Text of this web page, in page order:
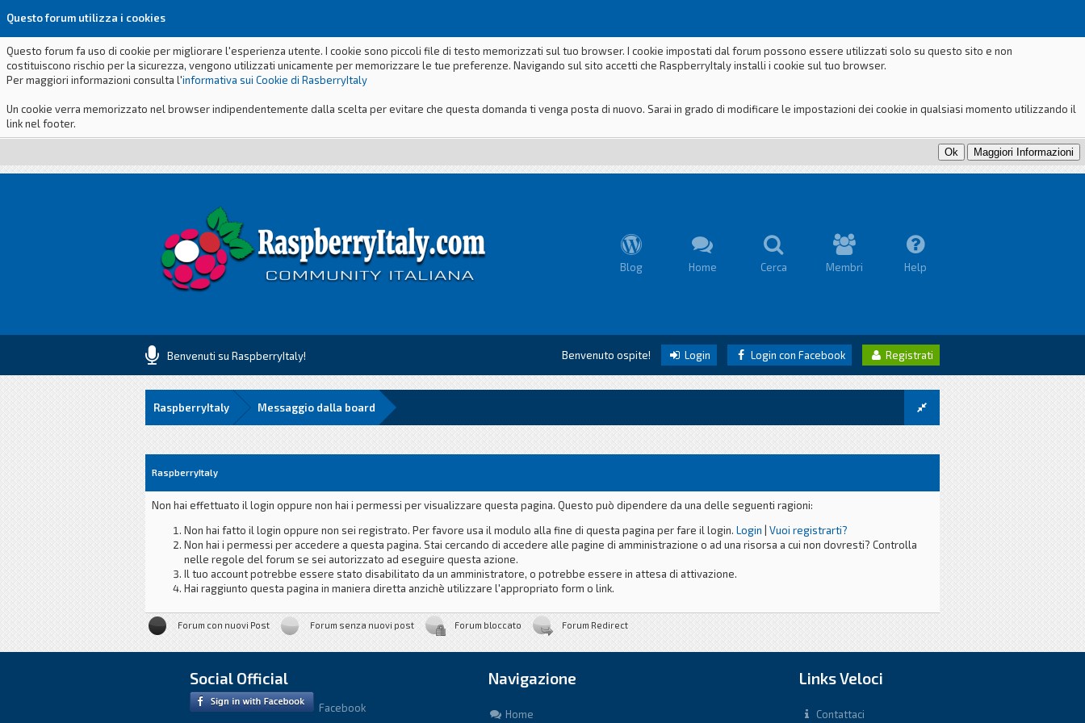
Questo forum utilizza i cookies
Questo forum fa uso di cookie per migliorare l'esperienza utente. I cookie sono piccoli file di testo memorizzati sul tuo browser. I cookie impostati dal forum possono essere utilizzati solo su questo sito e non
costituiscono rischio per la sicurezza, vengono utilizzati unicamente per memorizzare le tue preferenze. Navigando sul sito accetti che RaspberryItaly installi i cookie sul tuo browser.
Per maggiori informazioni consulta l'informativa sui Cookie di RasberryItaly
Un cookie verra memorizzato nel browser indipendentemente dalla scelta per evitare che questa domanda ti venga posta di nuovo. Sarai in grado di modificare le impostazioni dei cookie in qualsiasi momento utilizzando il
link nel footer.
Blog Home Cerca Membri Help
Benvenuti su RaspberryItaly! Benvenuto ospite! Login Login con Facebook Registrati
RaspberryItaly Messaggio dalla board
RaspberryItaly
Non hai effettuato il login oppure non hai i permessi per visualizzare questa pagina. Questo può dipendere da una delle seguenti ragioni:
Non hai fatto il login oppure non sei registrato. Per favore usa il modulo alla fine di questa pagina per fare il login. Login
Vuoi registrarti?
Non hai i permessi per accedere a questa pagina. Stai cercando di accedere alle pagine di amministrazione o ad una risorsa a cui non dovresti? Controlla
nelle regole del forum se sei autorizzato ad eseguire questa azione.
Il tuo account potrebbe essere stato disabilitato da un amministratore, o potrebbe essere in attesa di attivazione.
Hai raggiunto questa pagina in maniera diretta anzichè utilizzare l'appropriato form o link.
Forum con nuovi Post Forum senza nuovi post Forum bloccato Forum Redirect
Social Official
Facebook
Navigazione
Home
Links Veloci
Contattaci